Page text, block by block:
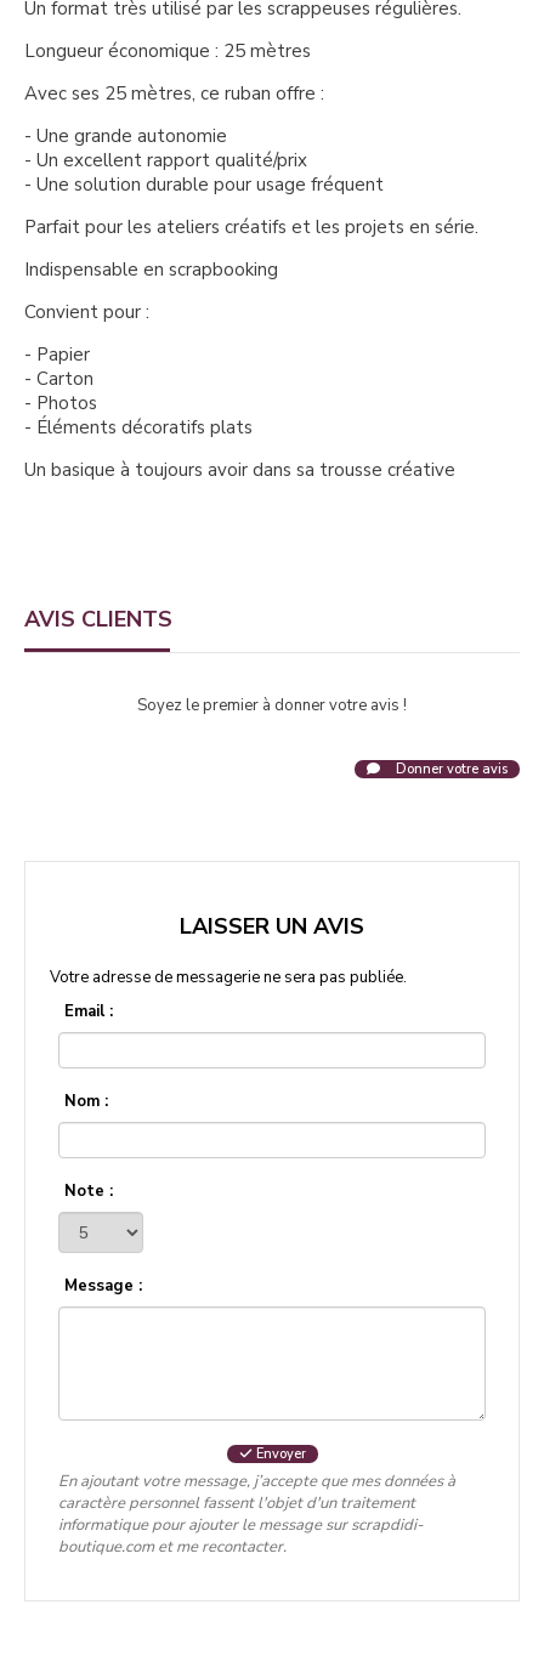
Un format très utilisé par les scrappeuses régulières.
Longueur économique : 25 mètres
Avec ses 25 mètres, ce ruban offre :
- Une grande autonomie
- Un excellent rapport qualité/prix
- Une solution durable pour usage fréquent
Parfait pour les ateliers créatifs et les projets en série.
Indispensable en scrapbooking
Convient pour :
- Papier
- Carton
- Photos
- Éléments décoratifs plats
Un basique à toujours avoir dans sa trousse créative
AVIS CLIENTS
Soyez le premier à donner votre avis !
Donner votre avis
LAISSER UN AVIS
Votre adresse de messagerie ne sera pas publiée.
Email :
Nom :
Note :
Message :
Envoyer
En ajoutant votre message, j’accepte que mes données à
caractère personnel fassent l'objet d'un traitement
informatique pour ajouter le message sur scrapdidi-
boutique.com et me recontacter.